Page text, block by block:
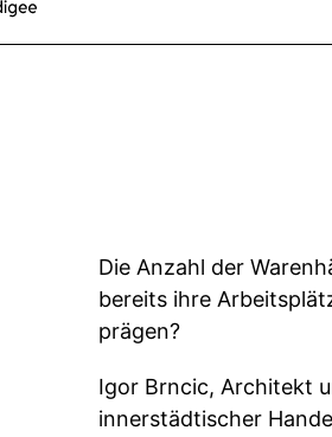
Die Anzahl der
bereits ihre
prägen?
Igor Brncic, Architekt
innerstädtischer